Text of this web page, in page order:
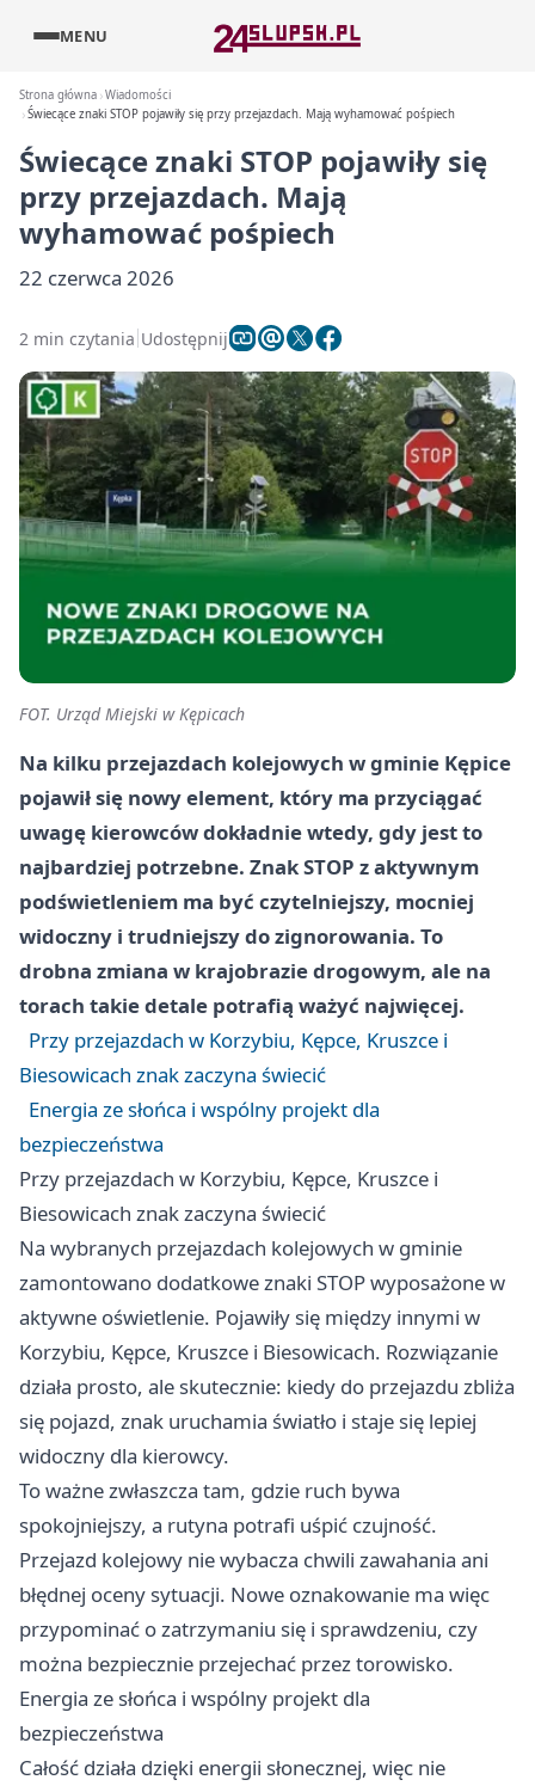
MENU
Strona główna Wiadomości
Świecące znaki STOP pojawiły się przy przejazdach. Mają wyhamować pośpiech
Świecące znaki STOP pojawiły się
przy przejazdach. Mają
wyhamować pośpiech
22 czerwca 2026
2 min czytania Udostępnij
FOT. Urząd Miejski w Kępicach
Na kilku przejazdach kolejowych w gminie Kępice
pojawił się nowy element, który ma przyciągać
uwagę kierowców dokładnie wtedy, gdy jest to
najbardziej potrzebne. Znak STOP z aktywnym
podświetleniem ma być czytelniejszy, mocniej
widoczny i trudniejszy do zignorowania. To
drobna zmiana w krajobrazie drogowym, ale na
torach takie detale potrafią ważyć najwięcej.
Przy przejazdach w Korzybiu, Kępce, Kruszce i
Biesowicach znak zaczyna świecić
Energia ze słońca i wspólny projekt dla
bezpieczeństwa
Przy przejazdach w Korzybiu, Kępce, Kruszce i
Biesowicach znak zaczyna świecić
Na wybranych przejazdach kolejowych w gminie
zamontowano dodatkowe znaki STOP wyposażone w
aktywne oświetlenie. Pojawiły się między innymi w
Korzybiu, Kępce, Kruszce i Biesowicach. Rozwiązanie
działa prosto, ale skutecznie: kiedy do przejazdu zbliża
się pojazd, znak uruchamia światło i staje się lepiej
widoczny dla kierowcy.
To ważne zwłaszcza tam, gdzie ruch bywa
spokojniejszy, a rutyna potrafi uśpić czujność.
Przejazd kolejowy nie wybacza chwili zawahania ani
błędnej oceny sytuacji. Nowe oznakowanie ma więc
przypominać o zatrzymaniu się i sprawdzeniu, czy
można bezpiecznie przejechać przez torowisko.
Energia ze słońca i wspólny projekt dla
bezpieczeństwa
Całość działa dzięki energii słonecznej, więc nie